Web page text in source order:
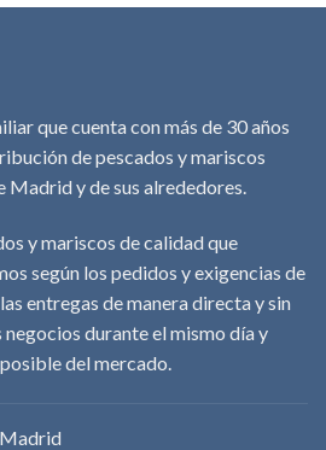
que cuenta con más de 30 años
de pescados y mariscos
Madrid y de sus alrededores.
y mariscos de calidad que
según los pedidos y exigencias de
entregas de manera directa y sin
durante el mismo día y
del mercado.